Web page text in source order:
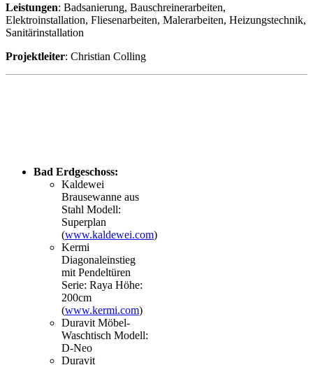
Leistungen: Badsanierung, Bauschreinerarbeiten,
Elektroinstallation, Fliesenarbeiten, Malerarbeiten, Heizungstechnik,
Sanitärinstallation
Projektleiter: Christian Colling
Bad Erdgeschoss:
Kaldewei
Brausewanne aus
Stahl Modell:
Superplan
(www.kaldewei.com)
Kermi
Diagonaleinstieg
mit Pendeltüren
Serie: Raya Höhe:
200cm
(www.kermi.com)
Duravit Möbel-
Waschtisch Modell:
D-Neo
Duravit